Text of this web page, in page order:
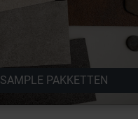
SAMPLE PAKKETTEN